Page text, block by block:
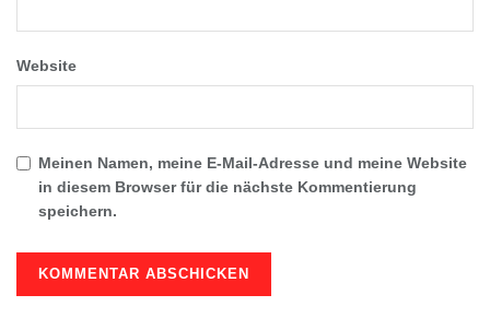
Website
Meinen Namen, meine E-Mail-Adresse und meine Website
in diesem Browser für die nächste Kommentierung
speichern.